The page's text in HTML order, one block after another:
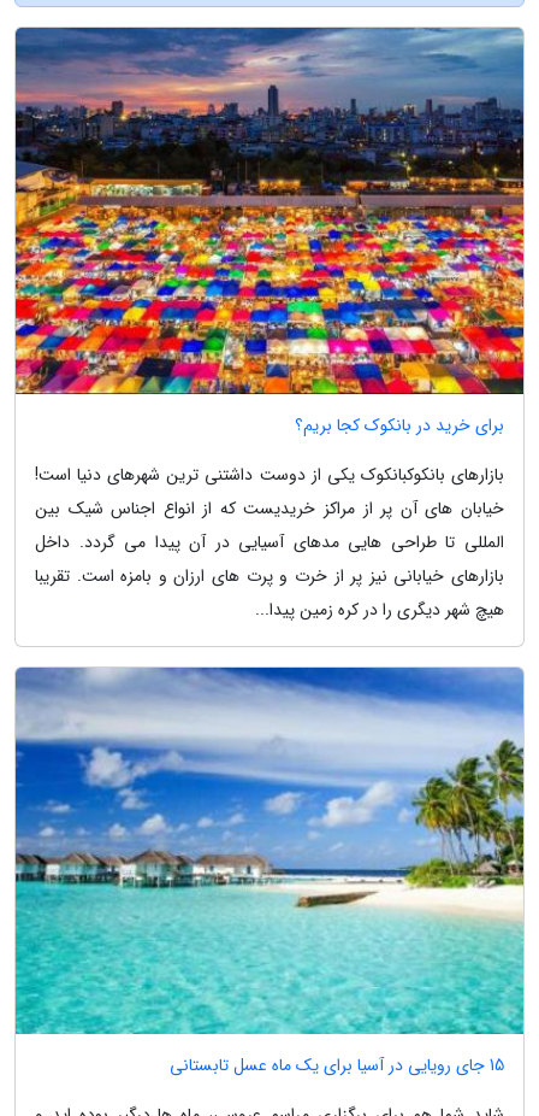
برای خرید در بانکوک کجا بریم؟
بازارهای بانکوکبانکوک یکی از دوست داشتنی ترین شهرهای دنیا است!
خیابان های آن پر از مراکز خریدیست که از انواع اجناس شیک بین
المللی تا طراحی هایی مدهای آسیایی در آن پیدا می گردد. داخل
بازارهای خیابانی نیز پر از خرت و پرت های ارزان و بامزه است. تقریبا
هیچ شهر دیگری را در کره زمین پیدا...
15 جای رویایی در آسیا برای یک ماه عسل تابستانی